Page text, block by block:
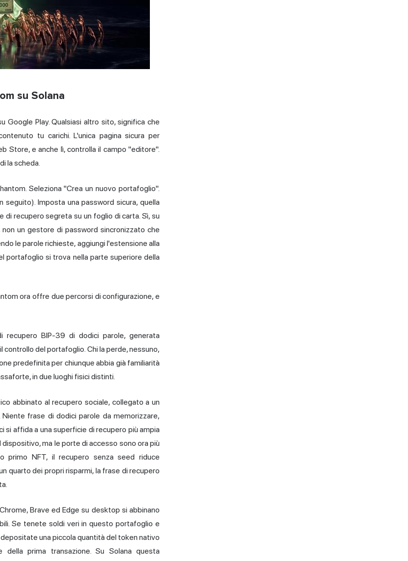
su Solana
Google Play. Qualsiasi altro sito, significa che
tu carichi. L'unica pagina sicura per
Store, e anche lì, controlla il campo "editore".
la scheda.
Seleziona "Crea un nuovo portafoglio".
Imposta una password sicura, quella
recupero segreta su un foglio di carta. Sì, su
un gestore di password sincronizzato che
le parole richieste, aggiungi l'estensione alla
portafoglio si trova nella parte superiore della
ora offre due percorsi di configurazione, e
BIP-39 di dodici parole, generata
controllo del portafoglio. Chi la perde, nessuno,
predefinita per chiunque abbia già familiarità
in due luoghi fisici distinti.
abbinato al recupero sociale, collegato a un
frase di dodici parole da memorizzare,
si affida a una superficie di recupero più ampia
ma le porte di accesso sono ora più
primo NFT, il recupero senza seed riduce
quarto dei propri risparmi, la frase di recupero
Brave ed Edge su desktop si abbinano
Se tenete soldi veri in questo portafoglio e
una piccola quantità del token nativo
prima transazione. Su Solana questa